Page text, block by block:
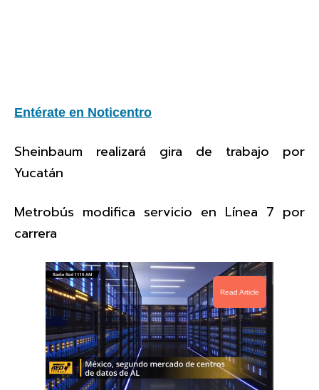
Entérate en Noticentro
Sheinbaum realizará gira de trabajo por
Yucatán
Metrobús modifica servicio en Línea 7 por
carrera
Read Article